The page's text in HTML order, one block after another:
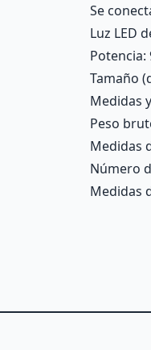
Se
Luz LED
Potencia:
Tamaño
Medidas
Peso
Medidas
Número
Medidas